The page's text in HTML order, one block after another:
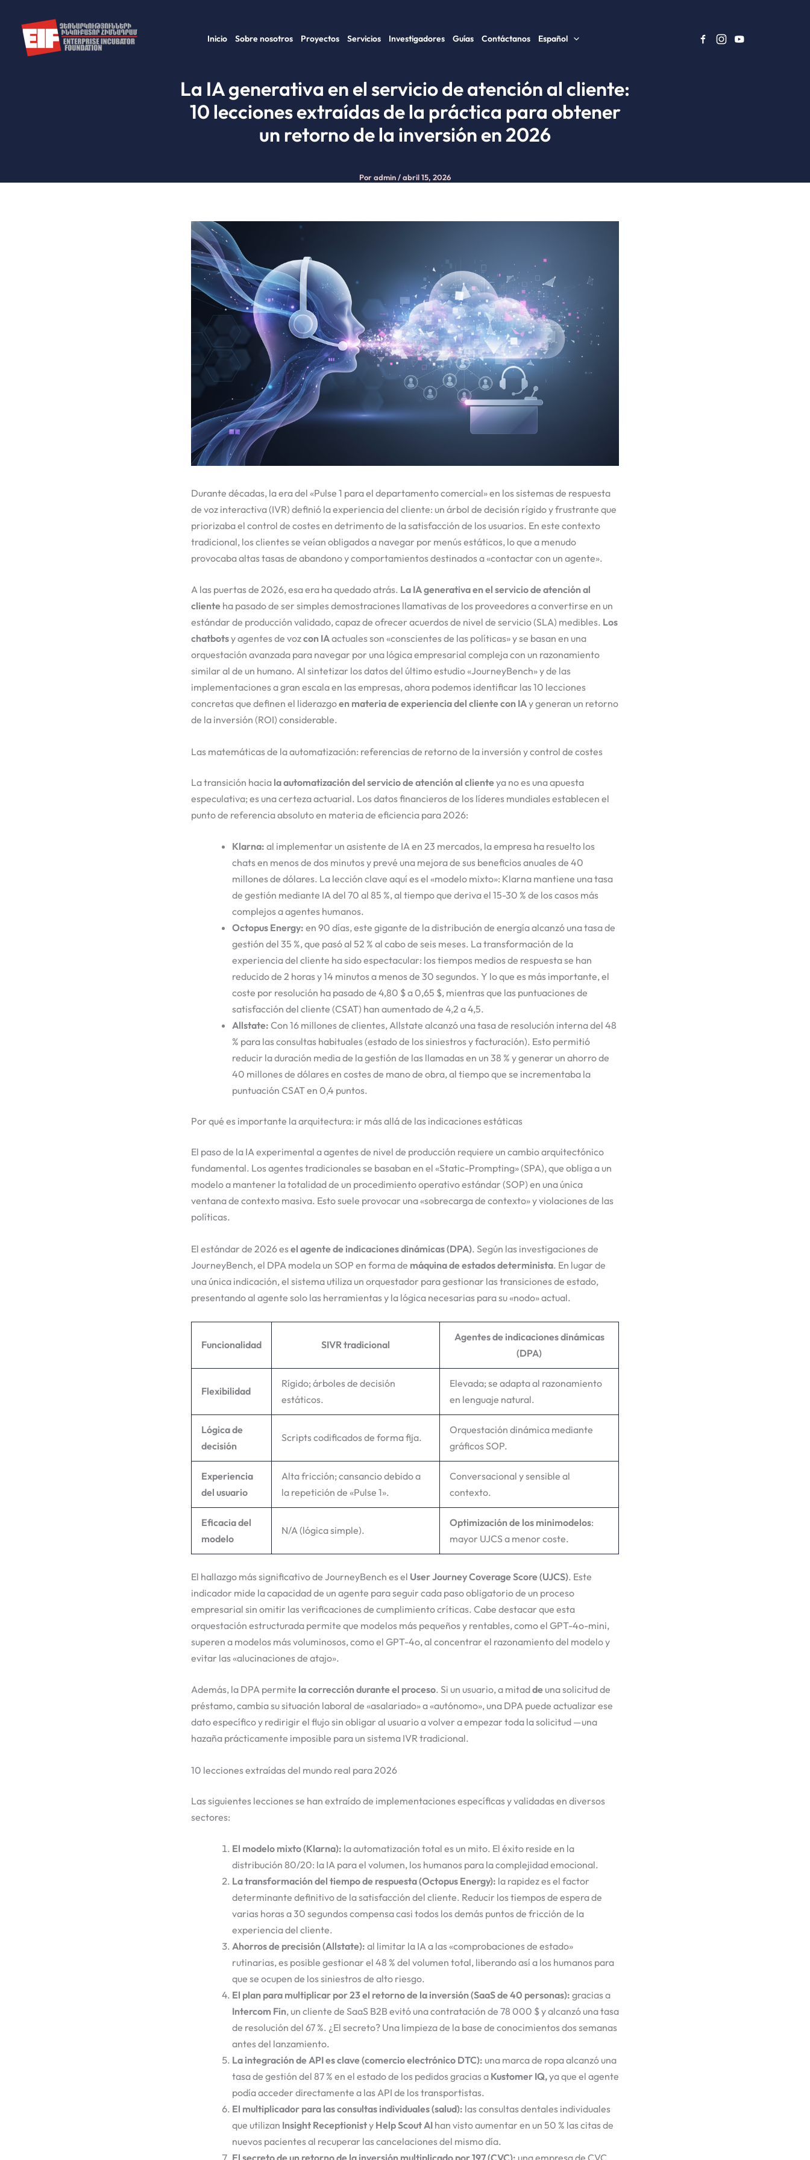
contenido
Inicio Sobre nosotros Proyectos Servicios Investigadores Guías Contáctanos Español
La IA generativa en el servicio de atención al cliente:
10 lecciones extraídas de la práctica para obtener
un retorno de la inversión en 2026
Poradmin/abril 15, 2026
Durante décadas, la era del «Pulse 1 para el departamento comercial» en los sistemas de respuesta
de voz interactiva (IVR) definió la experiencia del cliente: un árbol de decisión rígido y frustrante que
priorizaba el control de costes en detrimento de la satisfacción de los usuarios. En este contexto
tradicional, los clientes se veían obligados a navegar por menús estáticos, lo que a menudo
provocaba altas tasas de abandono y comportamientos destinados a «contactar con un agente».
A las puertas de 2026, esa era ha quedado atrás. La IA generativa en el servicio de atención al
cliente ha pasado de ser simples demostraciones llamativas de los proveedores a convertirse en un
estándar de producción validado, capaz de ofrecer acuerdos de nivel de servicio (SLA) medibles. Los
chatbotsy agentes de vozcon IAactuales son «conscientes de las políticas» y se basan en una
orquestación avanzada para navegar por una lógica empresarial compleja con un razonamiento
similar al de un humano. Al sintetizar los datos del último estudio «JourneyBench» y de las
implementaciones a gran escala en las empresas, ahora podemos identificar las 10 lecciones
concretas que definen el liderazgoen materia de experiencia del cliente con IAy generan un retorno
de la inversión (ROI) considerable.
Las matemáticas de la automatización: referencias de retorno de la inversión y control de costes
La transición hacia la automatización del servicio de atención al clienteya no es una apuesta
especulativa; es una certeza actuarial. Los datos financieros de los líderes mundiales establecen el
punto de referencia absoluto en materia de eficiencia para 2026:
Klarna: al implementar un asistente de IA en 23 mercados, la empresa ha resuelto los
chats en menos de dos minutos y prevé una mejora de sus beneficios anuales de 40
millones de dólares. La lección clave aquí es el «modelo mixto»: Klarna mantiene una tasa
de gestión mediante IA del 70 al 85 %, al tiempo que deriva el 15-30 % de los casos más
complejos a agentes humanos.
Octopus Energy: en 90 días, este gigante de la distribución de energía alcanzó una tasa de
gestión del 35 %, que pasó al 52 % al cabo de seis meses. La transformación de la
experiencia del cliente ha sido espectacular: los tiempos medios de respuesta se han
reducido de 2 horas y 14 minutos a menos de 30 segundos. Y lo que es más importante, el
coste por resolución ha pasado de 4,80 $ a 0,65 $, mientras que las puntuaciones de
satisfacción del cliente (CSAT) han aumentado de 4,2 a 4,5.
Allstate: Con 16 millones de clientes, Allstate alcanzó una tasa de resolución interna del 48
% para las consultas habituales (estado de los siniestros y facturación). Esto permitió
reducir la duración media de la gestión de las llamadas en un 38 % y generar un ahorro de
40 millones de dólares en costes de mano de obra, al tiempo que se incrementaba la
puntuación CSAT en 0,4 puntos.
Por qué es importante la arquitectura: ir más allá de las indicaciones estáticas
El paso de la IA experimental a agentes de nivel de producción requiere un cambio arquitectónico
fundamental. Los agentes tradicionales se basaban en el «Static-Prompting» (SPA), que obliga a un
modelo a mantener la totalidad de un procedimiento operativo estándar (SOP) en una única
ventana de contexto masiva. Esto suele provocar una «sobrecarga de contexto» y violaciones de las
políticas.
El estándar de 2026 esel agentede indicaciones dinámicas (DPA). Según las investigaciones de
JourneyBench, el DPA modela un SOP en forma de máquina de estados determinista. En lugar de
una única indicación, el sistema utiliza un orquestador para gestionar las transiciones de estado,
presentando al agente solo las herramientas y la lógica necesarias para su «nodo» actual.
Funcionalidad SIVR tradicional
Agentes de indicaciones dinámicas
(DPA)
Flexibilidad
Rígido; árboles de decisión
estáticos.
Elevada; se adapta al razonamiento
en lenguaje natural.
Lógica de
decisión
Scripts codificados de forma fija.
Orquestación dinámica mediante
gráficos SOP.
Experiencia
del usuario
Alta fricción; cansancio debido a
la repetición de «Pulse 1».
Conversacional y sensible al
contexto.
Eficacia del
modelo
N/A (lógica simple).
Optimización de los minimodelos:
mayor UJCS a menor coste.
El hallazgo más significativo de JourneyBench es el User Journey Coverage Score (UJCS). Este
indicador mide la capacidad de un agente para seguir cada paso obligatorio de un proceso
empresarial sin omitir las verificaciones de cumplimiento críticas. Cabe destacar que esta
orquestación estructurada permite que modelos más pequeños y rentables, como el GPT-4o-mini,
superen a modelos más voluminosos, como el GPT-4o, al concentrar el razonamiento del modelo y
evitar las «alucinaciones de atajo».
Además, la DPA permite la corrección durante el proceso. Si un usuario, a mitadde una solicitud de
préstamo, cambia su situación laboral de «asalariado» a «autónomo», una DPA puede actualizar ese
dato específico y redirigir el flujo sin obligar al usuario a volver a empezar toda la solicitud —una
hazaña prácticamente imposible para un sistema IVR tradicional.
10 lecciones extraídas del mundo real para 2026
Las siguientes lecciones se han extraído de implementaciones específicas y validadas en diversos
sectores:
El modelo mixto (Klarna): la automatización total es un mito. El éxito reside en la
distribución 80/20: la IA para el volumen, los humanos para la complejidad emocional.
La transformación del tiempo de respuesta (Octopus Energy): la rapidez es el factor
determinante definitivo de la satisfacción del cliente. Reducir los tiempos de espera de
varias horas a 30 segundos compensa casi todos los demás puntos de fricción de la
experiencia del cliente.
Ahorros de precisión (Allstate): al limitar la IA a las «comprobaciones de estado»
rutinarias, es posible gestionar el 48 % del volumen total, liberando así a los humanos para
que se ocupen de los siniestros de alto riesgo.
El plan para multiplicar por 23 el retorno de la inversión (SaaS de 40 personas): gracias a
Intercom Fin, un cliente de SaaS B2B evitó una contratación de 78 000 $ y alcanzó una tasa
de resolución del 67 %. ¿El secreto? Una limpieza de la base de conocimientos dos semanas
antes del lanzamiento.
La integración de API es clave (comercio electrónico DTC): una marca de ropa alcanzó una
tasa de gestión del 87 % en el estado de los pedidos gracias a Kustomer IQ,ya que el agente
podía acceder directamente a las API de los transportistas.
El multiplicador para las consultas individuales (salud): las consultas dentales individuales
que utilizan Insight Receptionisty Help Scout AI han visto aumentar en un 50 % las citas de
nuevos pacientes al recuperar las cancelaciones del mismo día.